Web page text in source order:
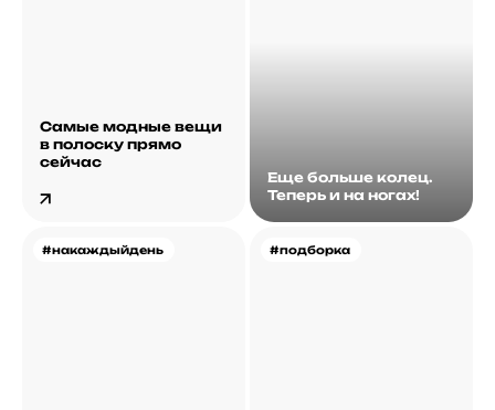
Самые модные вещи
в полоску прямо
сейчас
Еще больше колец.
Теперь и на ногах!
#накаждыйдень #подборка